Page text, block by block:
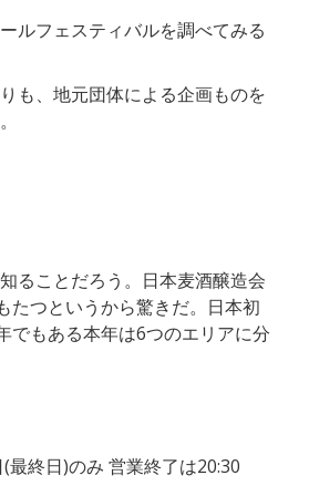
ルフェスティバルを調べてみる
も、地元団体による企画ものを
ることだろう。日本麦酒醸造会
たつというから驚きだ。日本初
でもある本年は6つのエリアに分
)のみ 営業終了は20:30